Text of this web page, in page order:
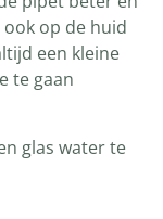
ook op de huid
een kleine
te gaan
glas water te